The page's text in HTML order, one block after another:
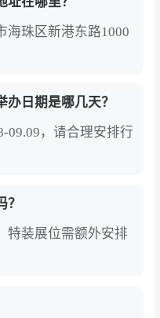
海珠区新港东路1000
日期是哪几天？
09.09，请合理安排行
特装展位需额外安排